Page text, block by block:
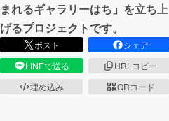
まれるギャラリーはち」を立ち上
げるプロジェクトです。
ポスト
シェア
LINEで送る
URLコピー
埋め込み
QRコード